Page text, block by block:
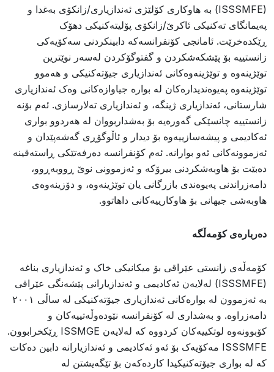
(ISSSMFE) بە هاوکاری کۆلێژی ئەندازیاری/زانکۆی بەغدا و
پەیمانگای تەکنیکی ئاکرێ/زانکۆی پۆلیتەکنیکی دهۆک
ڕێکدەخرێت. ئامانجی کۆنفرانسەکە دابینکردنی سەکۆیەکی
زانستییە بۆ پێشکەشکردن و گفتوگۆکردن لەسەر نوێترین
توێژینەوە و توێژینەوەکانی ئەندازیاری جیۆتەکنیکی و هەموو
توێژینەوە پەیوەندیدارەکان لە بوارە جیاوازەکانی وەک ئەندازیاری
شارستانی، ئەندازیاری ژینگە، و ئەندازیاری تەلارسازی. ئەم بۆنە
زانستییە چانسێکی گەورەیە بۆ بەشداربووان لە هەردوو بواری
ئەکادیمی و پیشەسازییەوە بۆ دیدار و ئاڵوگۆڕی گەشەپێدان و
ئەزموونەکانی ئەو بوارانە. ئەم کۆنفرانسە دەرفەتێکی ڕاستەقینە
دەبێت بۆ هاوبەشکردنی بیرۆکە و ئەزموونی نوێ ڕووبەڕوو،
دامەزراندنی پەیوەندی بازرگانی یان توێژینەوە، و دۆزینەوەی
هاوبەشی جیهانی بۆ هاوکارییەکانی داهاتوو.
دەربارەی کۆمەڵگە
کۆمەڵەی زانستی عێراقی بۆ میکانیکی خاک و ئەندازیاری بناغە
(ISSSMFE) لەلایەن ئەکادیمی و ئەندازیارانی پێشەنگی عێراقی
بە ئەزموون لە بوارەکانی ئەندازیاری جیۆتەکنیکی لە ساڵی ٢٠٠١
دامەزراوە. و بەشداری لە کۆنفرانسە نێودەوڵەتییەکان و
کۆبوونەوە لوتکییەکان کردووە کە لەلایەن ISSMGE ڕێکخرابوون.
ISSSMFE مەکۆیەک بۆ ئەو ئەکادیمی و ئەندازیارانە دابین دەکات
کە لە بواری جیۆتەکنیکیدا کاردەکەن بۆ تێگەیشتن لە